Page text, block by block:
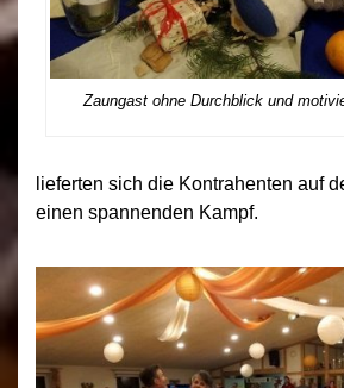
Zaungast ohne Durchblick und
lieferten sich die Kontrahenten auf
einen spannenden Kampf.